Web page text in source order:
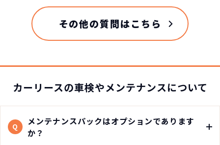
その他の質問はこちら
カーリースの車検やメンテナンスについて
Q
メンテナンスパックはオプションであります
か？